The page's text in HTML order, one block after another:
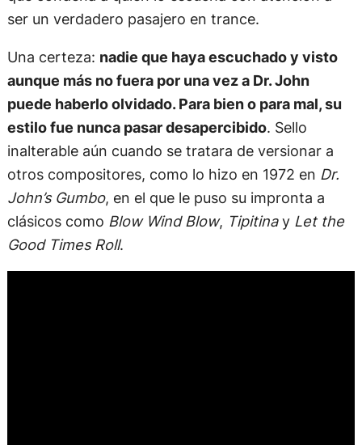
ser un verdadero pasajero en trance.
Una certeza: nadie que haya escuchado y visto
aunque más no fuera por una vez a Dr. John
puede haberlo olvidado. Para bien o para mal, su
estilo fue nunca pasar desapercibido. Sello
inalterable aún cuando se tratara de versionar a
otros compositores, como lo hizo en 1972 en Dr.
John’s Gumbo, en el que le puso su impronta a
clásicos como Blow Wind Blow, Tipitinay Let the
Good Times Roll.